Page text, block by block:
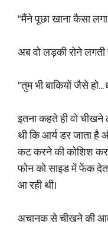
"मैंने पूछा खाना कैसा
अब वो लड़की रोने लगती
"तुम भी बाकियों जैसे हो...
इतना कहते ही वो
थी कि आर्य डर जाता है
कट करने की कोशिश
फोन को साइड में फेंक
आ रही थी।
अचानक से चीखने की